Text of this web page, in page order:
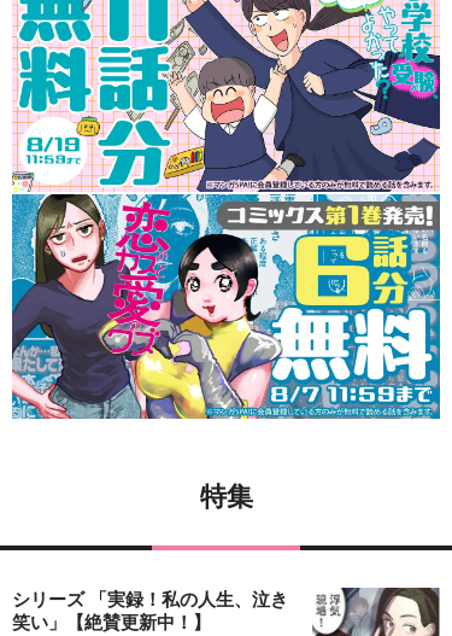
特集
シリーズ 「実録！私の人生、泣き
笑い」【絶賛更新中！】